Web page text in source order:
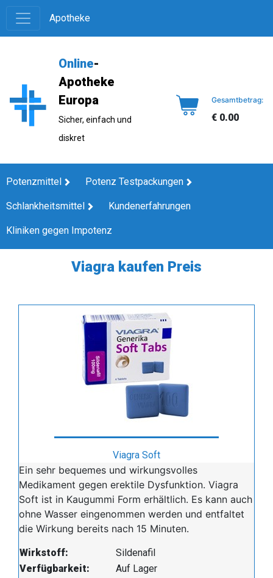
Apotheke
Online-
Apotheke
Europa
Sicher, einfach und
diskret
Gesamtbetrag:
€ 0.00
Potenzmittel Potenz Testpackungen
Schlankheitsmittel Kundenerfahrungen
Kliniken gegen Impotenz
Viagra kaufen Preis
Viagra Soft
Ein sehr bequemes und wirkungsvolles
Medikament gegen erektile Dysfunktion. Viagra
Soft ist in Kaugummi Form erhältlich. Es kann auch
ohne Wasser eingenommen werden und entfaltet
die Wirkung bereits nach 15 Minuten.
Wirkstoff:
Sildenafil
Verfügbarkeit:
Auf Lager